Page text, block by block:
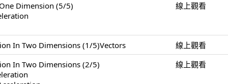
Dimension (5/5)
線上觀看
In Two Dimensions (1/5)Vectors
線上觀看
In Two Dimensions (2/5)
線上觀看